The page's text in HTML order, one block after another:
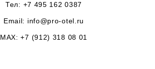
Тел: +7 495 162 0387
Email: info@pro-otel.ru
MAX: +7 (912) 318 08 01